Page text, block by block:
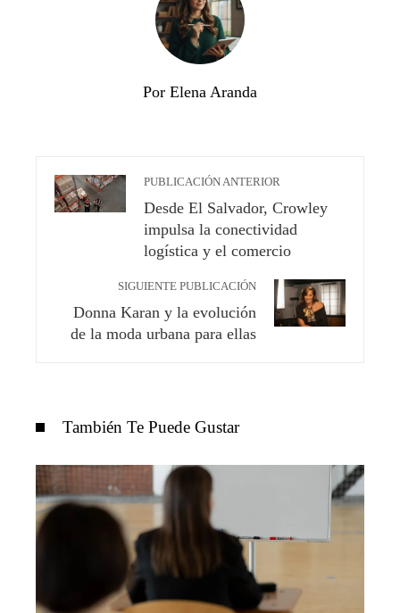
Por Elena Aranda
PUBLICACIÓN ANTERIOR
Desde El Salvador, Crowley
impulsa la conectividad
logística y el comercio
SIGUIENTE PUBLICACIÓN
Donna Karan y la evolución
de la moda urbana para ellas
También Te Puede Gustar